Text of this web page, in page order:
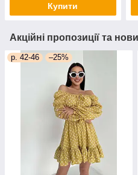
Купити
Акційні пропозиції та
р. 42-46 –25%